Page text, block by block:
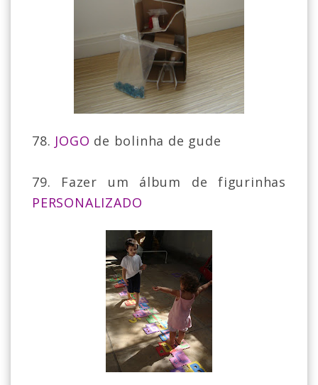
78. JOGO de bolinha de gude
79. Fazer um álbum de figurinhas
PERSONALIZADO